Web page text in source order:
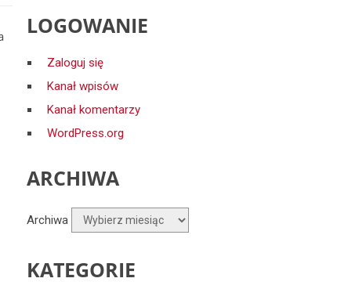
LOGOWANIE
Zaloguj się
Kanał wpisów
Kanał komentarzy
WordPress.org
ARCHIWA
Archiwa
KATEGORIE